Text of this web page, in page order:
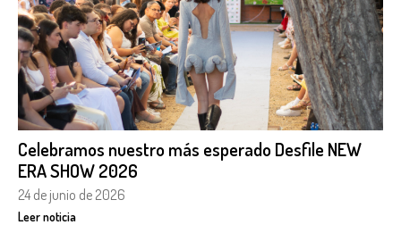
Celebramos nuestro más esperado Desfile NEW
ERA SHOW 2026
24 de junio de 2026
Leer noticia